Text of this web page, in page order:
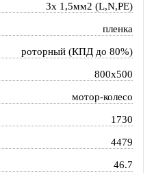
3х 1,5мм2 (L,N,PE)
пленка
роторный (КПД до 80%)
800x500
мотор-колесо
1730
4479
46.7